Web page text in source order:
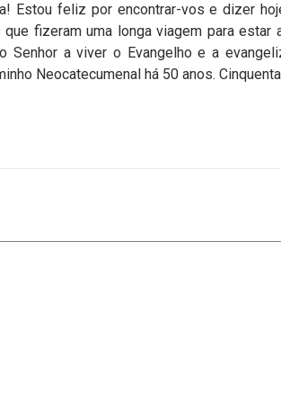
Estou feliz por encontrar-vos e dizer
fizeram uma longa viagem para estar
Senhor a viver o Evangelho e a
Neocatecumenal há 50 anos.